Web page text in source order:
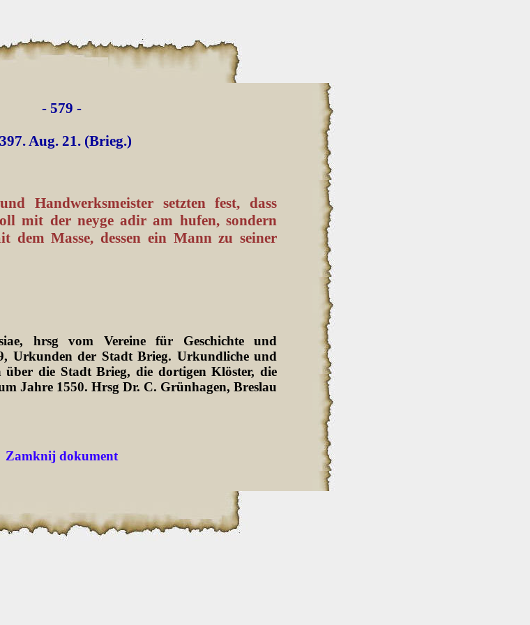
- 579 -
Aug. 21. (Brieg.)
Handwerksmeister setzten fest, dass
mit der neyge adir am hufen, sondern
dem Masse, dessen ein Mann zu seiner
hrsg vom Vereine für Geschichte und
Urkunden der Stadt Brieg. Urkundliche und
über die Stadt Brieg, die dortigen Klöster, die
Jahre 1550. Hrsg Dr. C. Grünhagen, Breslau
Zamknij dokument